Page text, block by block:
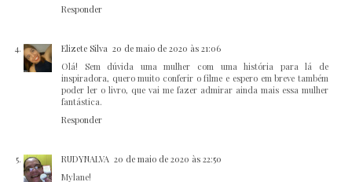
Responder
Elizete Silva 20 de maio de 2020 às 21:06
Olá! Sem dúvida uma mulher com uma história para lá de
inspiradora, quero muito conferir o filme e espero em breve também
poder ler o livro, que vai me fazer admirar ainda mais essa mulher
fantástica.
Responder
RUDYNALVA 20 de maio de 2020 às 22:50
Mylane!